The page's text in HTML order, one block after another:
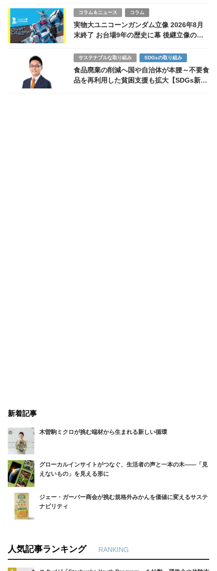
コラム＆ニュース コラム
実物大ユニコーンガンダム立像 2026年8月
末終了 お台場9年の歴史に幕 後継立像の可
サステナブルな取り組み SDGsの取り組み
食品廃棄の削減へ国や自治体が本腰～不要食
品を再利用した貧困支援も拡大【SDGs新時
新着記事
木曽駒ミクロが挑む端材から生まれる新しい循環
グローカルインサイトがつなぐ、生活者の声と一本の木――「見
えないもの」を見える形に
ジェー・ガーバー商会が挑む規格外みかんを価値に変えるサステ
ナビリティ
人気記事ランキング RANKING